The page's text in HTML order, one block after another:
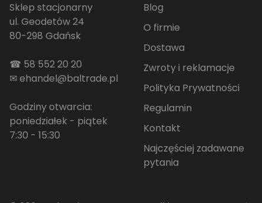
Sklep stacjonarny
ul. Geodetów 24
80-298 Gdańsk
☎ 58 552 20 20
✉ehandel@baltrade.pl
Godziny otwarcia:
poniedziałek - piątek
7:30 - 15:30
Blog
O firmie
Dostawa
Zwroty i reklamacje
Polityka Prywatności
Regulamin
Kontakt
Najczęściej zadawane
pytania